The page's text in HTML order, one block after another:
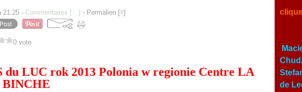
21:25 - Commentaires […] - Permalien [#]
0 vote
du LUC rok 2013 Polonia w regionie Centre LA
de